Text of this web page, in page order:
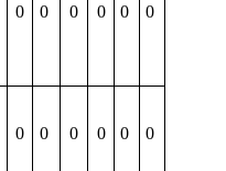
0 0 0 0 0 0
0 0 0 0 0 0